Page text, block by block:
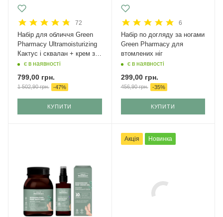
72
Набір для обличчя Green
Рharmacy Ultramoisturizing
Кактус і сквалан + крем з
SPF 50
є в наявності
799,00 грн.
1 502,90грн. -47%
КУПИТИ
6
Набір по догляду за ногами
Green Pharmacy для
втомлених ніг
є в наявності
299,00грн.
456,90грн. -35%
КУПИТИ
Акція Новинка